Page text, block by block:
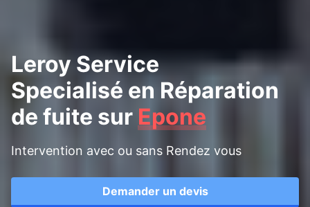
Leroy Service
Specialisé en Réparation
de fuite sur Epone
Intervention avec ou sans Rendez vous
Demander un devis